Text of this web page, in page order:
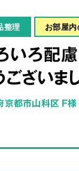
整理 お部屋
いろ配
ございま
京都市山科区 F様